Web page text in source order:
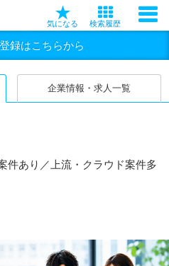
気になる 検索履歴
録はこちらから
企業情報・求人一覧
あり／上流・クラウド案件多